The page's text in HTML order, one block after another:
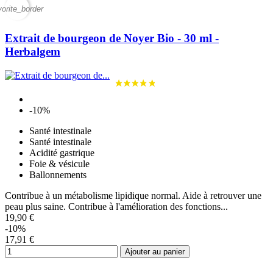
Extrait de bourgeon de Noyer Bio - 30 ml -
Herbalgem
-10%
Santé intestinale
Santé intestinale
Acidité gastrique
Foie & vésicule
Ballonnements
Contribue à un métabolisme lipidique normal. Aide à retrouver une
peau plus saine. Contribue à l'amélioration des fonctions...
19,90 €
-10%
17,91 €
Ajouter au panier